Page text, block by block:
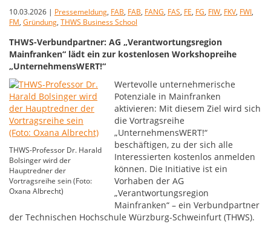
10.03.2026 | Pressemeldung, FAB, FAB, FANG, FAS, FE, FG, FIW, FKV, FWI,
FM, Gründung, THWS Business School
THWS-Verbundpartner: AG „Verantwortungsregion
Mainfranken“ lädt ein zur kostenlosen Workshopreihe
„UnternehmensWERT!“
THWS-Professor Dr. Harald
Bolsinger wird der
Hauptredner der
Vortragsreihe sein (Foto:
Oxana Albrecht)
Wertevolle unternehmerische
Potenziale in Mainfranken
aktivieren: Mit diesem Ziel wird sich
die Vortragsreihe
„UnternehmensWERT!“
beschäftigen, zu der sich alle
Interessierten kostenlos anmelden
können. Die Initiative ist ein
Vorhaben der AG
„Verantwortungsregion
Mainfranken“ – ein Verbundpartner
der Technischen Hochschule Würzburg-Schweinfurt (THWS).